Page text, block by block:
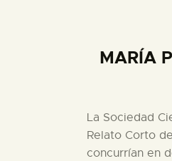
MARÍA
La Sociedad
Relato Corto
concurrían en